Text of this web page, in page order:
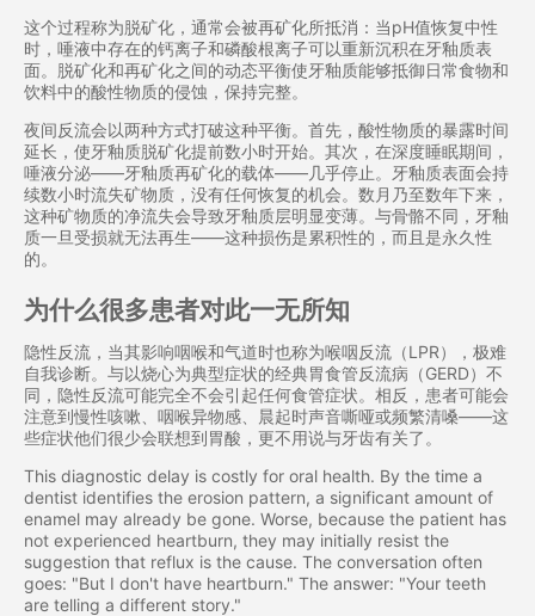
这个过程称为脱矿化，通常会被再矿化所抵消：当pH值恢复中性
时，唾液中存在的钙离子和磷酸根离子可以重新沉积在牙釉质表
面。脱矿化和再矿化之间的动态平衡使牙釉质能够抵御日常食物和
饮料中的酸性物质的侵蚀，保持完整。
夜间反流会以两种方式打破这种平衡。首先，酸性物质的暴露时间
延长，使牙釉质脱矿化提前数小时开始。其次，在深度睡眠期间，
唾液分泌——牙釉质再矿化的载体——几乎停止。牙釉质表面会持
续数小时流失矿物质，没有任何恢复的机会。数月乃至数年下来，
这种矿物质的净流失会导致牙釉质层明显变薄。与骨骼不同，牙釉
质一旦受损就无法再生——这种损伤是累积性的，而且是永久性
的。
为什么很多患者对此一无所知
隐性反流，当其影响咽喉和气道时也称为喉咽反流（LPR），极难
自我诊断。与以烧心为典型症状的经典胃食管反流病（GERD）不
同，隐性反流可能完全不会引起任何食管症状。相反，患者可能会
注意到慢性咳嗽、咽喉异物感、晨起时声音嘶哑或频繁清嗓——这
些症状他们很少会联想到胃酸，更不用说与牙齿有关了。
This diagnostic delay is costly for oral health. By the time a
dentist identifies the erosion pattern, a significant amount of
enamel may already be gone. Worse, because the patient has
not experienced heartburn, they may initially resist the
suggestion that reflux is the cause. The conversation often
goes: "But I don't have heartburn." The answer: "Your teeth
are telling a different story."